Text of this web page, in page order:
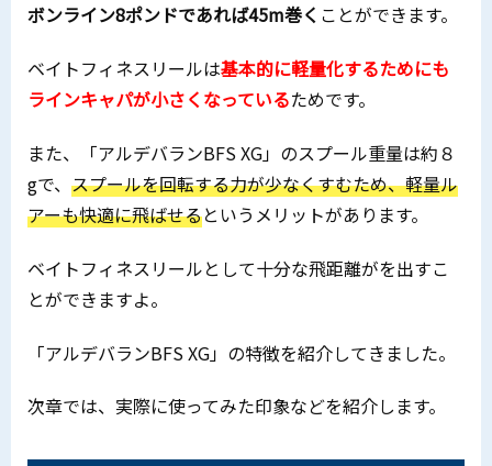
ボンライン8ポンドであれば45m巻く ことができます。
ベイトフィネスリールは基本的に軽量化するためにも
ラインキャパが小さくなっているためです。
また、「アルデバランBFS XG」のスプール重量は約８
gで、 スプールを回転する力が少なくすむため、軽量ル
アーも快適に飛ばせるというメリットがあります。
ベイトフィネスリールとして十分な飛距離がを出すこ
とができますよ。
「アルデバランBFS XG」の特徴を紹介してきました。
次章では、実際に使ってみた印象などを紹介します。